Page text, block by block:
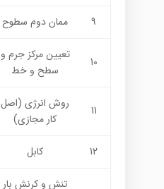
9 ممان دوم سطوح
10
تعيين مركز جرم و
سطح و خط
11
روش انرژی (اصل
كار مجازي)
12 كابل
تنش و کرنش بار